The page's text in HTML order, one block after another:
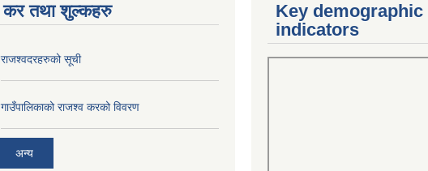
कर तथा शुल्कहरु
राजश्वदरहरुको सूची
गाउँपालिकाको राजश्व करको विवरण
अन्य
Key demographic
indicators